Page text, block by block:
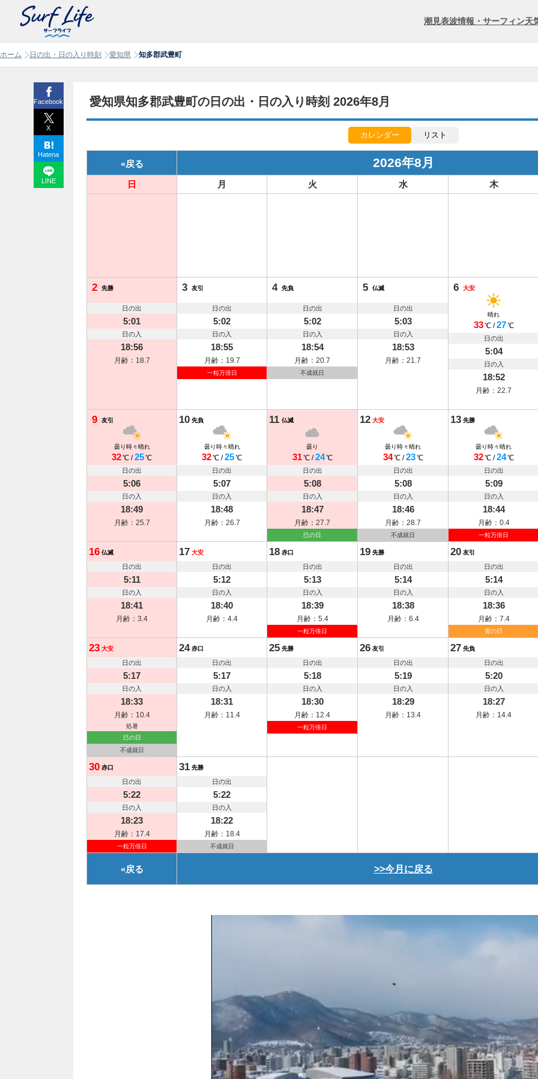
潮見表波情報・サーフィン天
ホーム 日の出・日の入り時刻 愛知県 知多郡武豊町
愛知県知多郡武豊町の日の出・日の入り時刻 2026年8月
カレンダー リスト
«戻る 2026年8月
日 月 火 水 木
2 先勝
日の出
5:01
日の入
18:56
月齢：18.7
3 友引
日の出
5:02
日の入
18:55
月齢：19.7
一粒万倍日
4 先負
日の出
5:02
日の入
18:54
月齢：20.7
不成就日
5 仏滅
日の出
5:03
日の入
18:53
月齢：21.7
6 大安
晴れ
33℃/27℃
日の出
5:04
日の入
18:52
月齢：22.7
9 友引
曇り時々晴れ
32℃ /25℃
日の出
5:06
日の入
18:49
月齢：25.7
10 先負
曇り時々晴れ
32℃ /25℃
日の出
5:07
日の入
18:48
月齢：26.7
11 仏滅
曇り
31℃/24℃
日の出
5:08
日の入
18:47
月齢：27.7
巳の日
12 大安
曇り時々晴れ
34℃/23℃
日の出
5:08
日の入
18:46
月齢：28.7
不成就日
13 先勝
曇り時々晴れ
32℃/24℃
日の出
5:09
日の入
18:44
月齢：0.4
一粒万倍日
16 仏滅
日の出
5:11
日の入
18:41
月齢：3.4
17 大安
日の出
5:12
日の入
18:40
月齢：4.4
18 赤口
日の出
5:13
日の入
18:39
月齢：5.4
一粒万倍日
19 先勝
日の出
5:14
日の入
18:38
月齢：6.4
20 友引
日の出
5:14
日の入
18:36
月齢：7.4
寅の日
23 大安
日の出
5:17
日の入
18:33
月齢：10.4
処暑
巳の日
不成就日
24 赤口
日の出
5:17
日の入
18:31
月齢：11.4
25 先勝
日の出
5:18
日の入
18:30
月齢：12.4
一粒万倍日
26 友引
日の出
5:19
日の入
18:29
月齢：13.4
27 先負
日の出
5:20
日の入
18:27
月齢：14.4
30 赤口
日の出
5:22
日の入
18:23
月齢：17.4
一粒万倍日
31 先勝
日の出
5:22
日の入
18:22
月齢：18.4
不成就日
«戻る >>今月に戻る
Facebook
X
Hatena
LINE